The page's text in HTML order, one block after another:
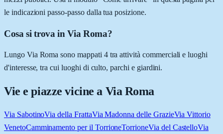
le indicazioni passo-passo dalla tua posizione.
Cosa si trova in Via Roma?
Lungo Via Roma sono mappati 4 tra attività commerciali e luoghi
d'interesse, tra cui luoghi di culto, parchi e giardini.
Vie e piazze vicine a Via Roma
Via SabotinoVia della FrattaVia Madonna delle GrazieVia Vittorio
VenetoCamminamento per il TorrioneTorrioneVia del CastelloVia